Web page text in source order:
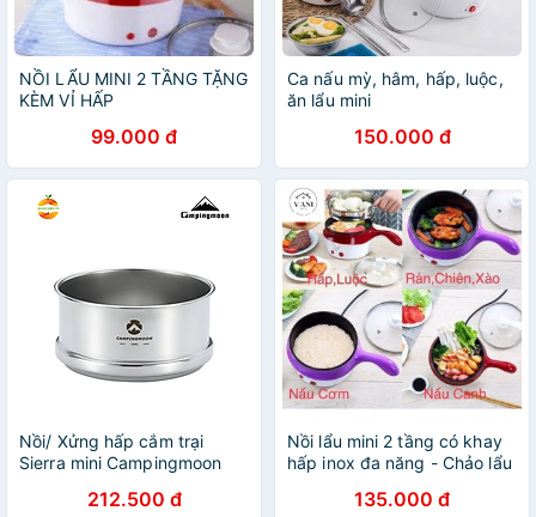
NỒI LẨU MINI 2 TẦNG TẶNG
KÈM VỈ HẤP
99.000 đ
Ca nấu mỳ, hâm, hấp, luộc,
ăn lẩu mini
150.000 đ
Nồi/ Xửng hấp cắm trại
Sierra mini Campingmoon
212.500 đ
Nồi lẩu mini 2 tầng có khay
hấp inox đa năng - Chảo lẩu
hấp bánh bao135.000 đ